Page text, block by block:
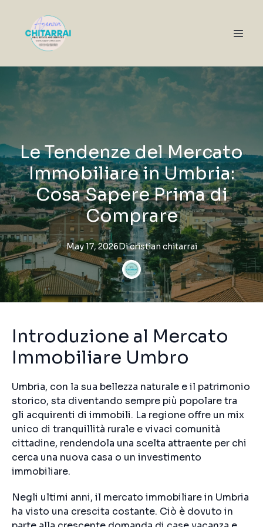
Le Tendenze del Mercato
Immobiliare in Umbria:
Cosa Sapere Prima di
Comprare
May 17, 2026Dicristian chitarrai
Introduzione al Mercato
Immobiliare Umbro
Umbria, con la sua bellezza naturale e il patrimonio
storico, sta diventando sempre più popolare tra
gli acquirenti di immobili. La regione offre un mix
unico di tranquillità rurale e vivaci comunità
cittadine, rendendola una scelta attraente per chi
cerca una nuova casa o un investimento
immobiliare.
Negli ultimi anni, il mercato immobiliare in Umbria
ha visto una crescita costante. Ciò è dovuto in